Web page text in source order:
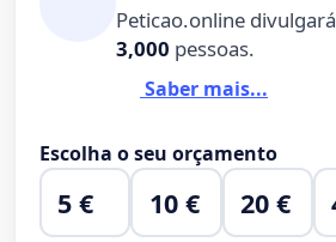
Peticao.online
3,000 pessoas.
Saber mais...
Escolha o seu orçamento
5 € 10 € 20 €